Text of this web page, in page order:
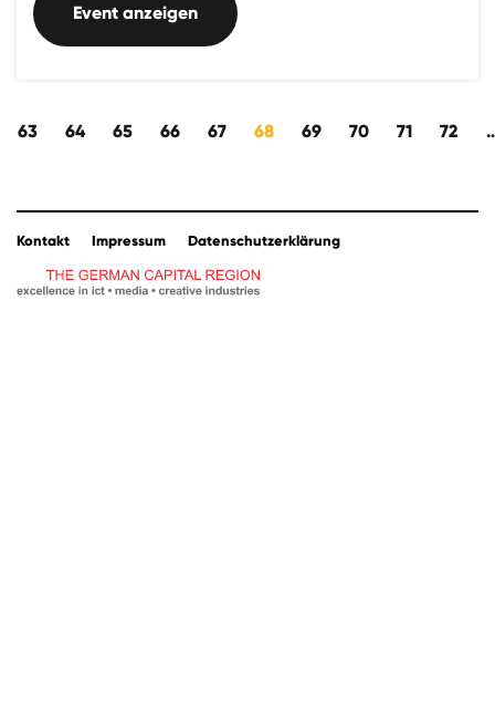
Event anzeigen
63 64 65 66 67 68 69 70 71 72
Kontakt Impressum Datenschutzerklärung